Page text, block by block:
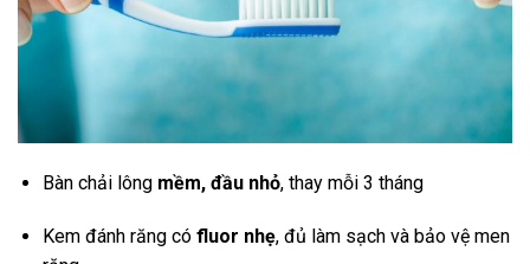
Bàn chải lông mềm, đầu nhỏ, thay mỗi 3 tháng
Kem đánh răng có fluor nhẹ, đủ làm sạch và bảo vệ men